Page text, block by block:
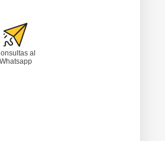
al
Whatsapp